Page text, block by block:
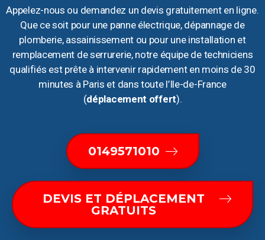
Appelez-nous ou demandez un devis gratuitement en ligne.
Que ce soit pour une panne électrique, dépannage de
plomberie, assainissement ou pour une installation et
remplacement de serrurerie, notre équipe de techniciens
qualifiés est prête à intervenir rapidement en moins de 30
minutes à Paris et dans toute l’Ile-de-France
(déplacement offert).
0149571010
DEVIS ET DÉPLACEMENT
GRATUITS